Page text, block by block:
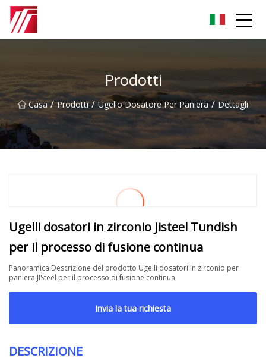
Prodotti
Casa / Prodotti / Ugello Dosatore Per Paniera / Dettagli
Ugelli dosatori in zirconio Jisteel Tundish
per il processo di fusione continua
Panoramica Descrizione del prodotto Ugelli dosatori in zirconio per
paniera JISteel per il processo di fusione continua
Invia la tua richiesta
DESCRIZIONE